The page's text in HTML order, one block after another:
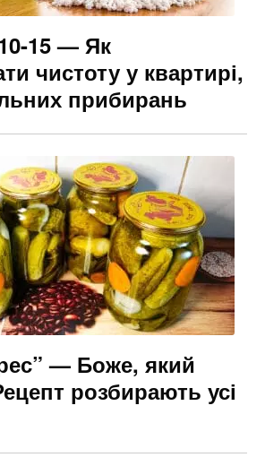
15 — Як
чистоту у квартирі,
прибирань
— Боже, який
розбирають усі